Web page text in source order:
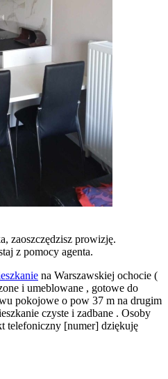
zaoszczędzisz prowizję.
z pomocy agenta.
na Warszawskiej ochocie (
i umeblowane , gotowe do
pokojowe o pow 37 m na drugim
czyste i zadbane . Osoby
telefoniczny [numer] dziękuję